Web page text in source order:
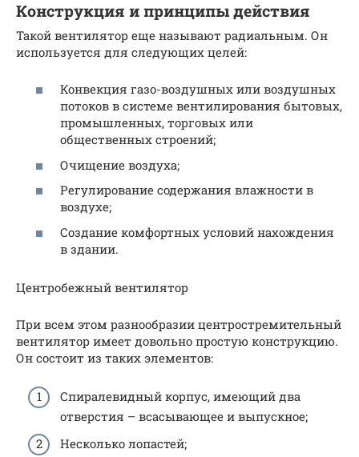
Конструкция и принципы действия
Такой вентилятор еще называют радиальным. Он
используется для следующих целей:
Конвекция газо-воздушных или воздушных
потоков в системе вентилирования бытовых,
промышленных, торговых или
общественных строений;
Очищение воздуха;
Регулирование содержания влажности в
воздухе;
Создание комфортных условий нахождения
в здании.
Центробежный вентилятор
При всем этом разнообразии центростремительный
вентилятор имеет довольно простую конструкцию.
Он состоит из таких элементов:
Спиралевидный корпус, имеющий два
отверстия – всасывающее и выпускное;
Несколько лопастей;